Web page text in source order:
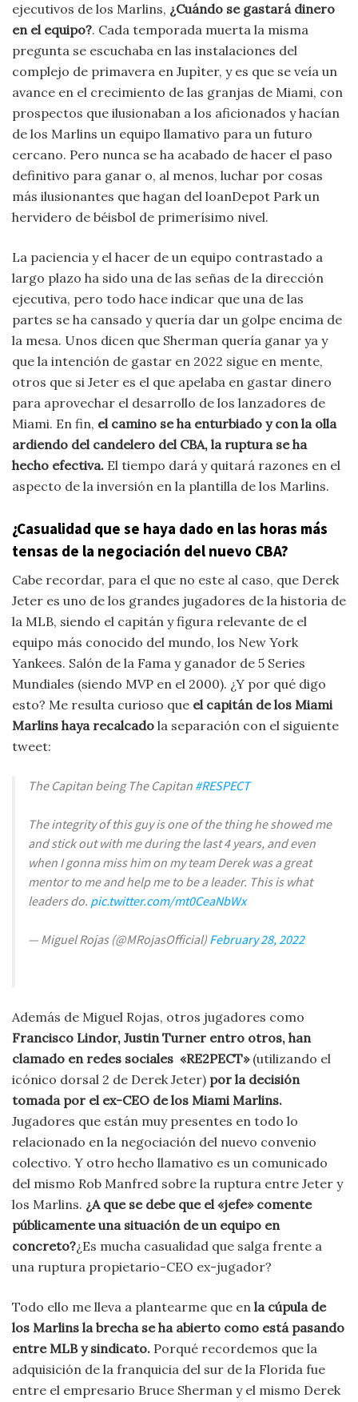
ejecutivos de los Marlins, ¿Cuándo se gastará dinero
en el equipo?. Cada temporada muerta la misma
pregunta se escuchaba en las instalaciones del
complejo de primavera en Jupìter, y es que se veía un
avance en el crecimiento de las granjas de Miami, con
prospectos que ilusionaban a los aficionados y hacían
de los Marlins un equipo llamativo para un futuro
cercano. Pero nunca se ha acabado de hacer el paso
definitivo para ganar o, al menos, luchar por cosas
más ilusionantes que hagan del loanDepot Park un
hervidero de béisbol de primerísimo nivel.
La paciencia y el hacer de un equipo contrastado a
largo plazo ha sido una de las señas de la dirección
ejecutiva, pero todo hace indicar que una de las
partes se ha cansado y quería dar un golpe encima de
la mesa. Unos dicen que Sherman quería ganar ya y
que la intención de gastar en 2022 sigue en mente,
otros que si Jeter es el que apelaba en gastar dinero
para aprovechar el desarrollo de los lanzadores de
Miami. En fin, el camino se ha enturbiado y con la olla
ardiendo del candelero del CBA, la ruptura se ha
hecho efectiva. El tiempo dará y quitará razones en el
aspecto de la inversión en la plantilla de los Marlins.
¿Casualidad que se haya dado en las horas más
tensas de la negociación del nuevo CBA?
Cabe recordar, para el que no este al caso, que Derek
Jeter es uno de los grandes jugadores de la historia de
la MLB, siendo el capitán y figura relevante de el
equipo más conocido del mundo, los New York
Yankees. Salón de la Fama y ganador de 5 Series
Mundiales (siendo MVP en el 2000). ¿Y por qué digo
esto? Me resulta curioso que el capitán de los Miami
Marlins haya recalcado la separación con el siguiente
tweet:
The Capitan being The Capitan #RESPECT
The integrity of this guy is one of the thing he showed me
and stick out with me during the last 4 years, and even
when I gonna miss him on my team Derek was a great
mentor to me and help me to be a leader. This is what
leaders do. pic.twitter.com/mt0CeaNbWx
— Miguel Rojas (@MRojasOfficial) February 28, 2022
Además de Miguel Rojas, otros jugadores como
Francisco Lindor, Justin Turner entro otros, han
clamado en redes sociales «RE2PECT»(utilizando el
icónico dorsal 2 de Derek Jeter) por la decisión
tomada por el ex-CEO de los Miami Marlins.
Jugadores que están muy presentes en todo lo
relacionado en la negociación del nuevo convenio
colectivo. Y otro hecho llamativo es un comunicado
del mismo Rob Manfred sobre la ruptura entre Jeter y
los Marlins. ¿A que se debe que el «jefe» comente
públicamente una situación de un equipo en
concreto?¿Es mucha casualidad que salga frente a
una ruptura propietario-CEO ex-jugador?
Todo ello me lleva a plantearme que en la cúpula de
los Marlins la brecha se ha abierto como está pasando
entre MLB y sindicato. Porqué recordemos que la
adquisición de la franquicia del sur de la Florida fue
entre el empresario Bruce Sherman y el mismo Derek